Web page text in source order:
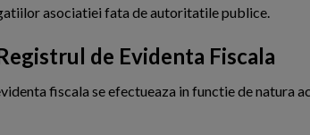
asociatiei fata de autoritatile publice.
de Evidenta Fiscala
fiscala se efectueaza in functie de natura